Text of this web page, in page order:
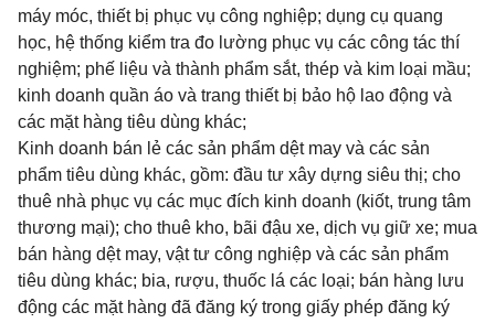
máy móc, thiết bị phục vụ công nghiệp; dụng cụ quang
học, hệ thống kiểm tra đo lường phục vụ các công tác thí
nghiệm; phế liệu và thành phẩm sắt, thép và kim loại mầu;
kinh doanh quần áo và trang thiết bị bảo hộ lao động và
các mặt hàng tiêu dùng khác;
Kinh doanh bán lẻ các sản phẩm dệt may và các sản
phẩm tiêu dùng khác, gồm: đầu tư xây dựng siêu thị; cho
thuê nhà phục vụ các mục đích kinh doanh (kiốt, trung tâm
thương mại); cho thuê kho, bãi đậu xe, dịch vụ giữ xe; mua
bán hàng dệt may, vật tư công nghiệp và các sản phẩm
tiêu dùng khác; bia, rượu, thuốc lá các loại; bán hàng lưu
động các mặt hàng đã đăng ký trong giấy phép đăng ký